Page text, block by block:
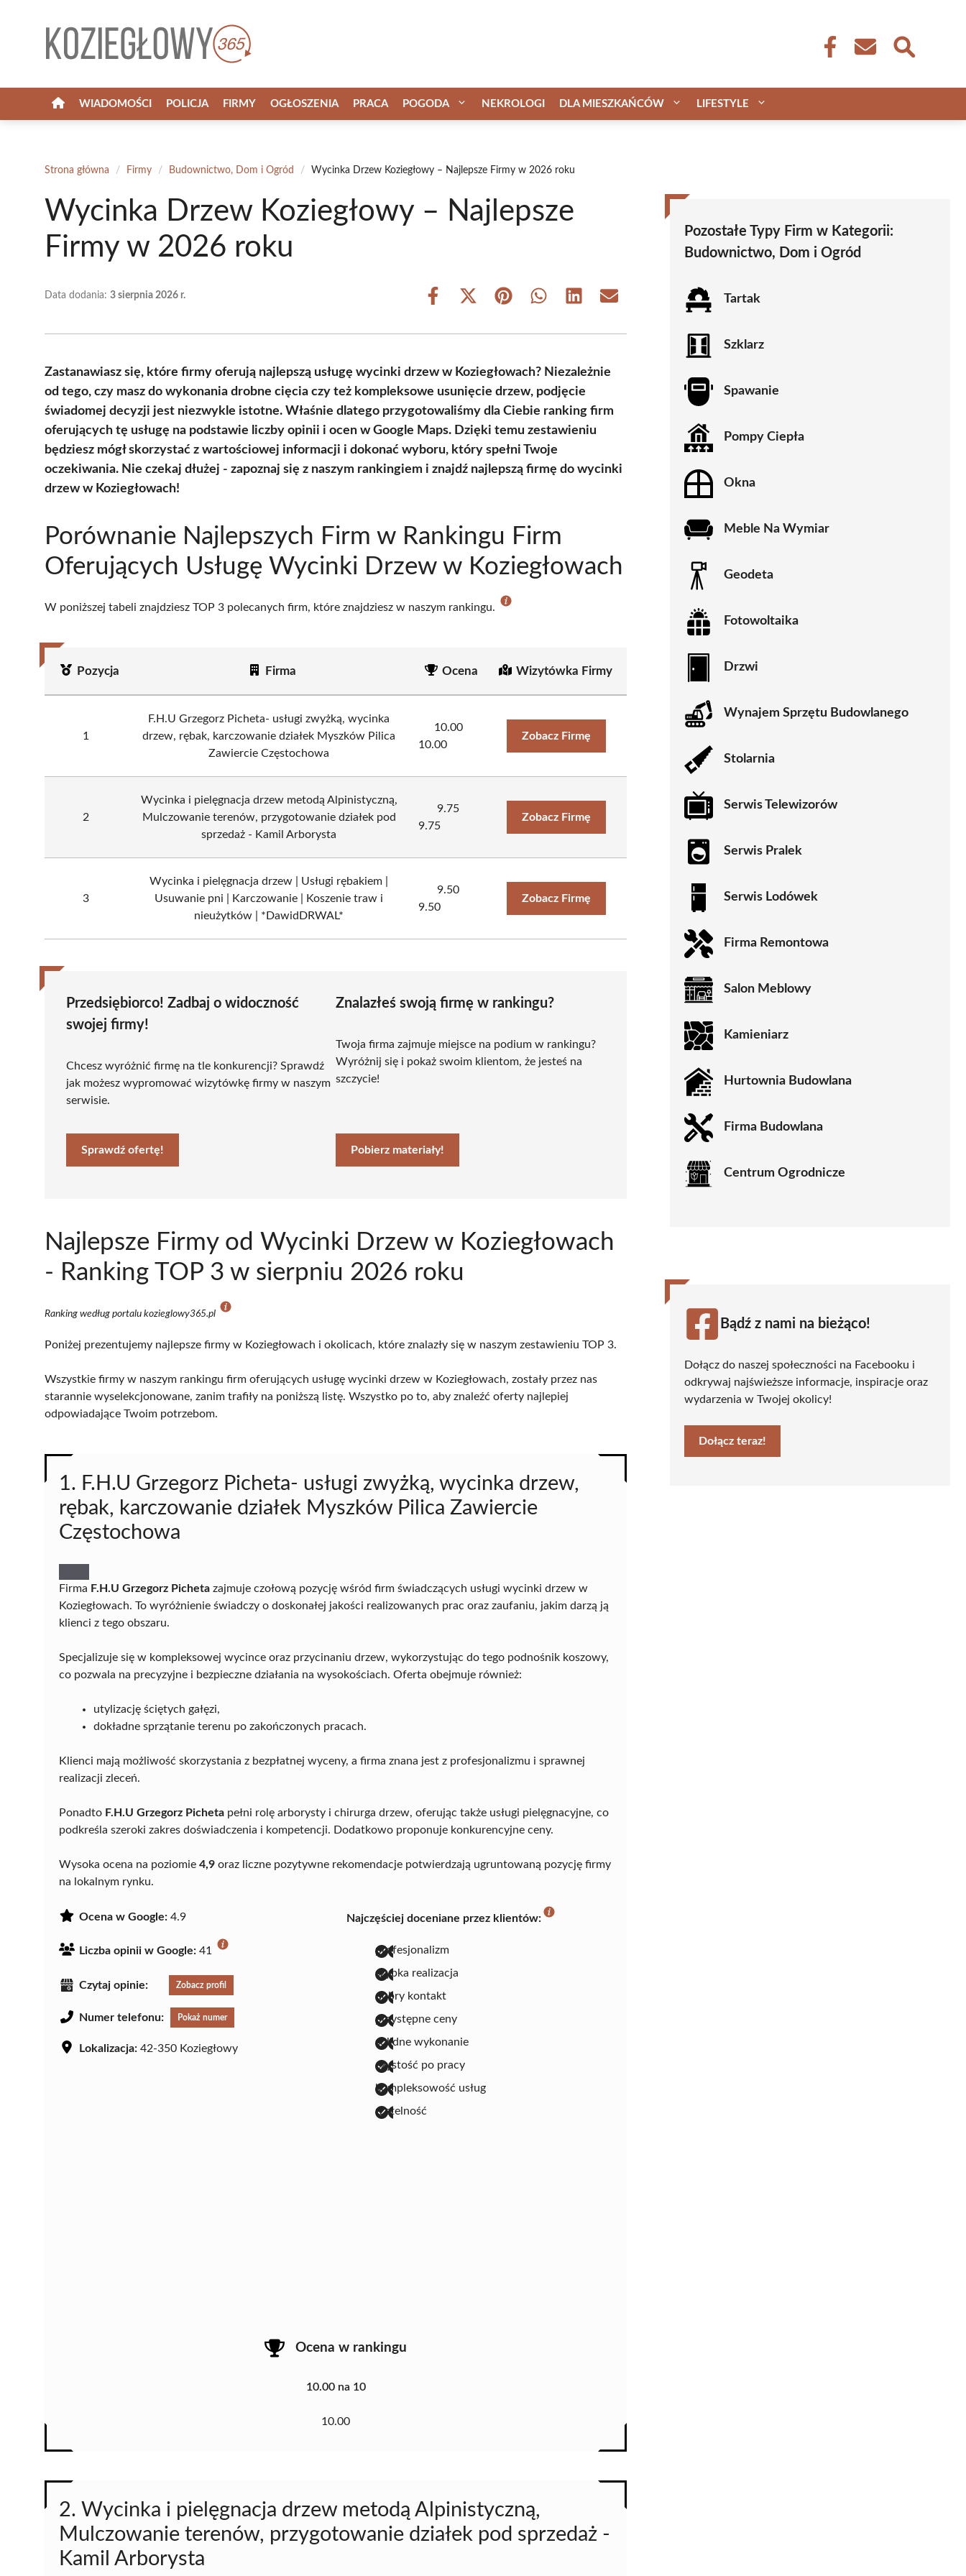
WIADOMOŚCI POLICJA FIRMY OGŁOSZENIA PRACA POGODA NEKROLOGI DLA MIESZKAŃCÓW LIFESTYLE
Strona główna / Firmy / Budownictwo, Dom i Ogród / Wycinka Drzew Koziegłowy – Najlepsze Firmy w 2026 roku
Wycinka Drzew Koziegłowy – Najlepsze
Firmy w 2026 roku
Data dodania: 3 sierpnia 2026 r.
Share
Share
(Twitter)
Share Share Share Share
Zastanawiasz się, które firmy oferują najlepszą usługę wycinki drzew w Koziegłowach? Niezależnie
od tego, czy masz do wykonania drobne cięcia czy też kompleksowe usunięcie drzew, podjęcie
świadomej decyzji jest niezwykle istotne. Właśnie dlatego przygotowaliśmy dla Ciebie ranking firm
oferujących tę usługę na podstawie liczby opinii i ocen w Google Maps. Dzięki temu zestawieniu
będziesz mógł skorzystać z wartościowej informacji i dokonać wyboru, który spełni Twoje
oczekiwania. Nie czekaj dłużej - zapoznaj się z naszym rankingiem i znajdź najlepszą firmę do wycinki
drzew w Koziegłowach!
Porównanie Najlepszych Firm w Rankingu Firm
Oferujących Usługę Wycinki Drzew w Koziegłowach
W poniższej tabeli znajdziesz TOP 3 polecanych firm, które znajdziesz w naszym rankingu.
Pozycja Firma Ocena Wizytówka Firmy
1
F.H.U Grzegorz Picheta- usługi zwyżką, wycinka
drzew, rębak, karczowanie działek Myszków Pilica
Zawiercie Częstochowa
10.00
10.00
Zobacz Firmę
2
Wycinka i pielęgnacja drzew metodą Alpinistyczną,
Mulczowanie terenów, przygotowanie działek pod
sprzedaż - Kamil Arborysta
9.75
9.75
Zobacz Firmę
3
Wycinka i pielęgnacja drzew | Usługi rębakiem |
Usuwanie pni | Karczowanie | Koszenie traw i
nieużytków | *DawidDRWAL*
9.50
9.50
Zobacz Firmę
Przedsiębiorco! Zadbaj o widoczność
swojej firmy!
Chcesz wyróżnić firmę na tle konkurencji? Sprawdź
jak możesz wypromować wizytówkę firmy w naszym
serwisie.
Sprawdź ofertę!
Znalazłeś swoją firmę w rankingu?
Twoja firma zajmuje miejsce na podium w rankingu?
Wyróżnij się i pokaż swoim klientom, że jesteś na
szczycie!
Pobierz materiały!
Najlepsze Firmy od Wycinki Drzew w Koziegłowach
- Ranking TOP 3 w sierpniu 2026 roku
Ranking według portalu kozieglowy365.pl
Poniżej prezentujemy najlepsze firmy w Koziegłowach i okolicach, które znalazły się w naszym zestawieniu TOP 3.
Wszystkie firmy w naszym rankingu firm oferujących usługę wycinki drzew w Koziegłowach, zostały przez nas
starannie wyselekcjonowane, zanim trafiły na poniższą listę. Wszystko po to, aby znaleźć oferty najlepiej
odpowiadające Twoim potrzebom.
1. F.H.U Grzegorz Picheta- usługi zwyżką, wycinka drzew,
rębak, karczowanie działek Myszków Pilica Zawiercie
Częstochowa
Firma F.H.U Grzegorz Picheta zajmuje czołową pozycję wśród firm świadczących usługi wycinki drzew w
Koziegłowach. To wyróżnienie świadczy o doskonałej jakości realizowanych prac oraz zaufaniu, jakim darzą ją
klienci z tego obszaru.
Specjalizuje się w kompleksowej wycince oraz przycinaniu drzew, wykorzystując do tego podnośnik koszowy,
co pozwala na precyzyjne i bezpieczne działania na wysokościach. Oferta obejmuje również:
utylizację ściętych gałęzi,
dokładne sprzątanie terenu po zakończonych pracach.
Klienci mają możliwość skorzystania z bezpłatnej wyceny, a firma znana jest z profesjonalizmu i sprawnej
realizacji zleceń.
Ponadto F.H.U Grzegorz Picheta pełni rolę arborysty i chirurga drzew, oferując także usługi pielęgnacyjne, co
podkreśla szeroki zakres doświadczenia i kompetencji. Dodatkowo proponuje konkurencyjne ceny.
Wysoka ocena na poziomie 4,9 oraz liczne pozytywne rekomendacje potwierdzają ugruntowaną pozycję firmy
na lokalnym rynku.
Ocena w Google: 4.9
Liczba opinii w Google: 41
Czytaj opinie: Zobacz profil
Numer telefonu: Pokaż numer
Lokalizacja: 42-350 Koziegłowy
Najczęściej doceniane przez klientów:
profesjonalizm
szybka realizacja
dobry kontakt
przystępne ceny
solidne wykonanie
czystość po pracy
kompleksowość usług
rzetelność
Ocena w rankingu
10.00 na 10
10.00
2. Wycinka i pielęgnacja drzew metodą Alpinistyczną,
Mulczowanie terenów, przygotowanie działek pod sprzedaż -
Kamil Arborysta
Pozostałe Typy Firm w Kategorii:
Budownictwo, Dom i Ogród
Tartak
Szklarz
Spawanie
Pompy Ciepła
Okna
Meble Na Wymiar
Geodeta
Fotowoltaika
Drzwi
Wynajem Sprzętu Budowlanego
Stolarnia
Serwis Telewizorów
Serwis Pralek
Serwis Lodówek
Firma Remontowa
Salon Meblowy
Kamieniarz
Hurtownia Budowlana
Firma Budowlana
Centrum Ogrodnicze
Bądź z nami na bieżąco!
Dołącz do naszej społeczności na Facebooku i
odkrywaj najświeższe informacje, inspiracje oraz
wydarzenia w Twojej okolicy!
Dołącz teraz!